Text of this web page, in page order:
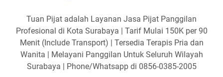
Tuan Pijat adalah Layanan Jasa Pijat Panggilan
Profesional di Kota Surabaya | Tarif Mulai 150K per 90
Menit (Include Transport) | Tersedia Terapis Pria dan
Wanita | Melayani Panggilan Untuk Seluruh Wilayah
Surabaya | Phone/Whatsapp di 0856-0385-2005